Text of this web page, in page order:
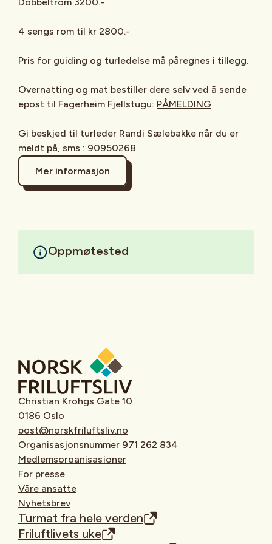
4 sengs rom til kr 2800.-
Pris for guiding og turledelse må påregnes i tillegg.
Overnatting og mat bestiller dere selv ved å sende
epost til Fagerheim Fjellstugu: PÅMELDING
Gi beskjed til turleder Randi Sælebakke når du er
meldt på, sms : 90950268
Mer informasjon
Oppmøtested
Christian Krohgs Gate 10
0186 Oslo
post@norskfriluftsliv.no
Organisasjonsnummer 971 262 834
Medlemsorganisasjoner
For presse
Våre ansatte
Nyhetsbrev
Turmat fra hele verden
Friluftlivets uke